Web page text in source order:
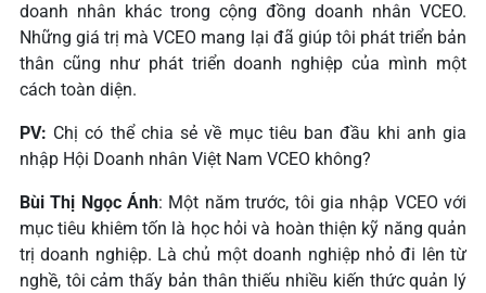
doanh nhân khác trong cộng đồng doanh nhân VCEO.
Những giá trị mà VCEO mang lại đã giúp tôi phát triển bản
thân cũng như phát triển doanh nghiệp của mình một
cách toàn diện.
PV: Chị có thể chia sẻ về mục tiêu ban đầu khi anh gia
nhập Hội Doanh nhân Việt Nam VCEO không?
Bùi Thị Ngọc Ánh: Một năm trước, tôi gia nhập VCEO với
mục tiêu khiêm tốn là học hỏi và hoàn thiện kỹ năng quản
trị doanh nghiệp. Là chủ một doanh nghiệp nhỏ đi lên từ
nghề, tôi cảm thấy bản thân thiếu nhiều kiến thức quản lý